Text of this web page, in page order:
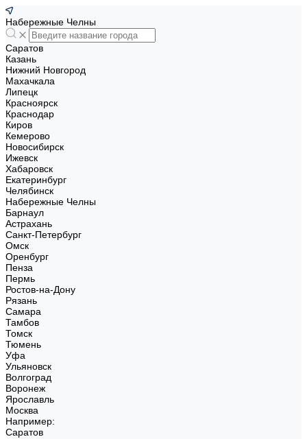
Набережные Челны
Саратов
Казань
Нижний Новгород
Махачкала
Липецк
Красноярск
Краснодар
Киров
Кемерово
Новосибирск
Ижевск
Хабаровск
Екатеринбург
Челябинск
Набережные Челны
Барнаул
Астрахань
Санкт-Петербург
Омск
Оренбург
Пенза
Пермь
Ростов-на-Дону
Рязань
Самара
Тамбов
Томск
Тюмень
Уфа
Ульяновск
Волгоград
Воронеж
Ярославль
Москва
Например:
Саратов